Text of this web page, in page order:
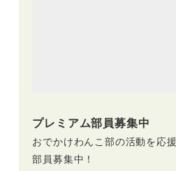
プレミアム部員募集中
おでかけわんこ部の活動を応
部員募集中！